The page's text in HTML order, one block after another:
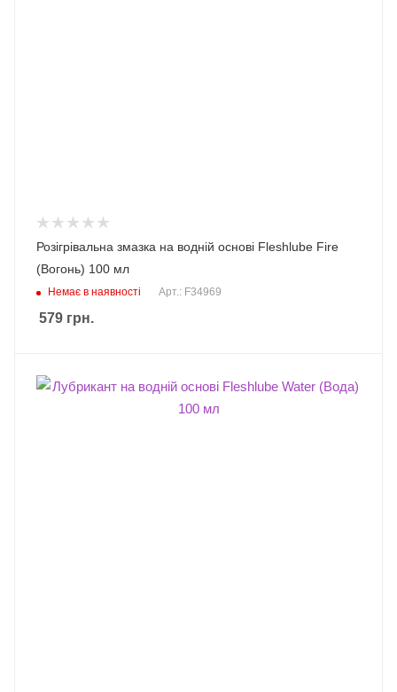
Розігрівальна змазка на водній основі Fleshlube Fire
(Вогонь) 100 мл
Немає в наявності Арт.: F34969
579 грн.